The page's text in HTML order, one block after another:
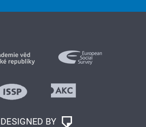
DESIGNED BY